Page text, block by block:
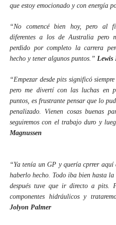
que estoy emocionado y con energía
“No comencé bien hoy, pero al
diferentes a los de Australia pero
perdido por completo la carrera
hecho y tener algunos puntos.” Lewis
“Empezar desde pits significó
pero me divertí con las luchas en
puntos, es frustrante pensar que lo
penalizado. Vienen cosas buenas
seguiremos con el trabajo duro y
Magnussen
“Ya tenía un GP y quería cprrer aquí
haberlo hecho. Todo iba bien hasta
después tuve que ir directo a pits.
componentes hidráulicos y
Jolyon Palmer